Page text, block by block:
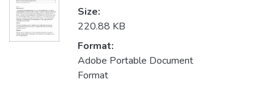
Size:
220.88 KB
Format:
Adobe Portable Document
Format